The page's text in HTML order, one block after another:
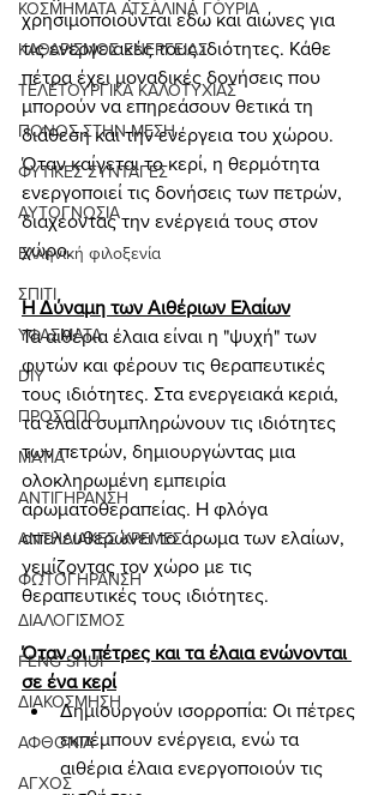
ΚΟΣΜΗΜΑΤΑ ΑΤΣΑΛΙΝΑ ΓΟΥΡΙΑ
ΚΑΘΑΡΙΣΜΟΣ ΕΝΕΡΓΕΙΑΣ
ΤΕΛΕΤΟΥΡΓΙΚΑ ΚΑΛΟΤΥΧΙΑΣ
ΠΟΝΟΣ ΣΤΗΝ ΜΕΣΗ
ΦΥΤΙΚΕΣ ΣΥΝΤΑΓΕΣ
ΑΥΤΟΓΝΩΣΙΑ
Ελληνική φιλοξενία
ΣΠΙΤΙ
ΥΦΑΣΜΑΤΑ
DIY
ΠΡΟΣΩΠΟ
ΜΑΤΙΑ
ΑΝΤΙΓΗΡΑΝΣΗ
ΑΝΤΗΛΙΑΚΕΣ ΚΡΕΜΕΣ
ΦΩΤΟΓΗΡΑΝΣΗ
ΔΙΑΛΟΓΙΣΜΟΣ
FENG SHUI
ΔΙΑΚΟΣΜΗΣΗ
ΑΦΘΟΝΙΑ
ΑΓΧΟΣ
χρησιμοποιούνται εδώ και αιώνες για
τις ενεργειακές τους ιδιότητες. Κάθε
πέτρα έχει μοναδικές δονήσεις που
μπορούν να επηρεάσουν θετικά τη
διάθεση και την ενέργεια του χώρου.
Όταν καίγεται το κερί, η θερμότητα
ενεργοποιεί τις δονήσεις των πετρών,
διαχέοντας την ενέργειά τους στον
χώρο.
Η Δύναμη των Αιθέριων Ελαίων
Τα αιθέρια έλαια είναι η "ψυχή" των
φυτών και φέρουν τις θεραπευτικές
τους ιδιότητες. Στα ενεργειακά κεριά,
τα έλαια συμπληρώνουν τις ιδιότητες
των πετρών, δημιουργώντας μια
ολοκληρωμένη εμπειρία
αρωματοθεραπείας. Η φλόγα
απελευθερώνει το άρωμα των ελαίων,
γεμίζοντας τον χώρο με τις
θεραπευτικές τους ιδιότητες.
Όταν οι πέτρες και τα έλαια ενώνονται
σε ένα κερί
Δημιουργούν ισορροπία: Οι πέτρες
εκπέμπουν ενέργεια, ενώ τα
αιθέρια έλαια ενεργοποιούν τις